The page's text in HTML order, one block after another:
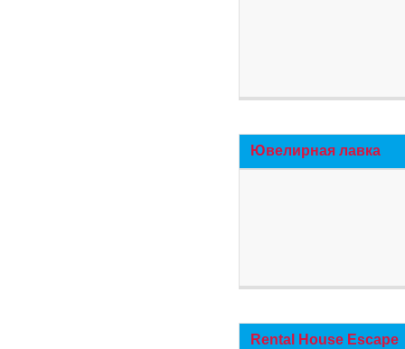
Ювелирная лавка
Rental House Escape